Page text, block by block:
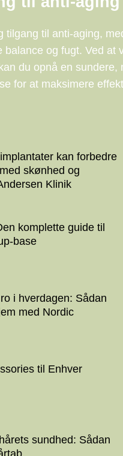
tilgang til anti-aging,
balance og fugt. Ved
du opnå en
for at maksimere
kan forbedre
skønhed og
Klinik
komplette guide til
base
i hverdagen: Sådan
med Nordic
til Enhver
sundhed: Sådan